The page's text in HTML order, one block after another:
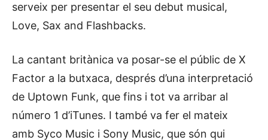
serveix per presentar el seu debut musical,
Love, Sax and Flashbacks.
La cantant britànica va posar-se el públic de X
Factor a la butxaca, després d’una interpretació
de Uptown Funk, que fins i tot va arribar al
número 1 d’iTunes. I també va fer el mateix
amb Syco Music i Sony Music, que són qui